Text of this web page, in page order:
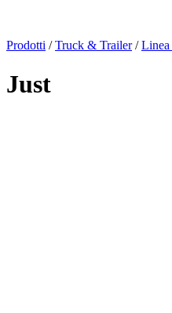
Prodotti /Truck & Trailer/Linea
Just